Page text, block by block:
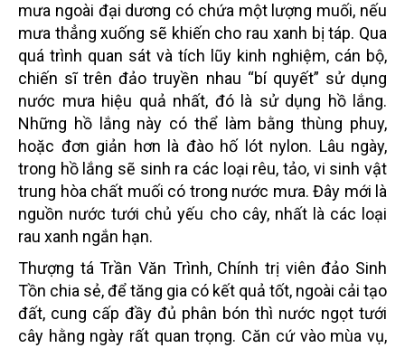
mưa ngoài đại dương có chứa một lượng muối, nếu
mưa thẳng xuống sẽ khiến cho rau xanh bị táp. Qua
quá trình quan sát và tích lũy kinh nghiệm, cán bộ,
chiến sĩ trên đảo truyền nhau “bí quyết” sử dụng
nước mưa hiệu quả nhất, đó là sử dụng hồ lắng.
Những hồ lắng này có thể làm bằng thùng phuy,
hoặc đơn giản hơn là đào hố lót nylon. Lâu ngày,
trong hồ lắng sẽ sinh ra các loại rêu, tảo, vi sinh vật
trung hòa chất muối có trong nước mưa. Đây mới là
nguồn nước tưới chủ yếu cho cây, nhất là các loại
rau xanh ngắn hạn.
Thượng tá Trần Văn Trình, Chính trị viên đảo Sinh
Tồn chia sẻ, để tăng gia có kết quả tốt, ngoài cải tạo
đất, cung cấp đầy đủ phân bón thì nước ngọt tưới
cây hằng ngày rất quan trọng. Căn cứ vào mùa vụ,